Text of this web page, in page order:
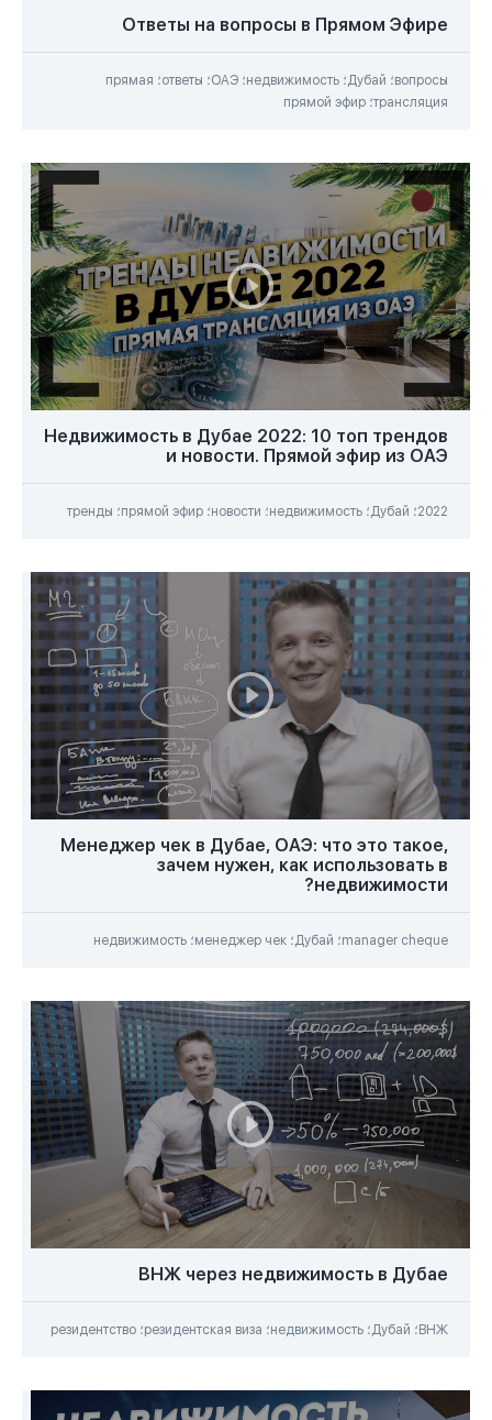
Прямые трансляции (2)
Vlog (1)
Ответы на вопросы в Прямом Эфире
вопросы؛ Дубай؛ недвижимость؛ ОАЭ؛ ответы؛ прямая
трансляция؛ прямой эфир
Недвижимость в Дубае 2022: 10 топ трендов
и новости. Прямой эфир из ОАЭ
2022؛ Дубай؛ недвижимость؛ новости؛ прямой эфир؛ тренды
Менеджер чек в Дубае, ОАЭ: что это такое,
зачем нужен, как использовать в
недвижимости?
manager cheque؛ Дубай؛ менеджер чек؛ недвижимость
ВНЖ через недвижимость в Дубае
ВНЖ؛ Дубай؛ недвижимость؛ резидентская виза؛ резидентство